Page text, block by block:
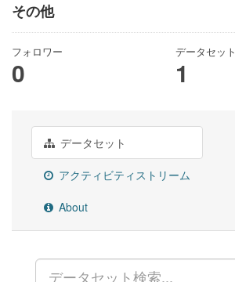
その他
フォロワー
0
データセット
1
データセット
アクティビティストリーム
About